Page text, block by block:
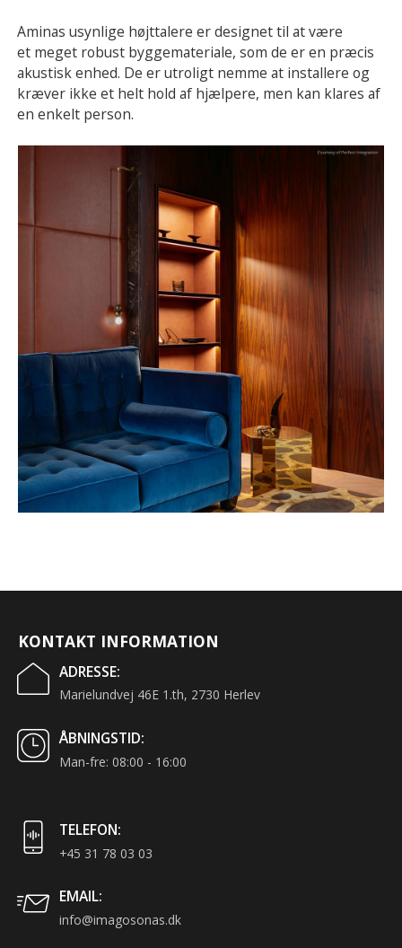
Aminas usynlige højttalere er designet til at være
et meget robust byggemateriale, som de er en præcis
akustisk enhed. De er utroligt nemme at installere og
kræver ikke et helt hold af hjælpere, men kan klares af
en enkelt person.
KONTAKT INFORMATION
ADRESSE:
Marielundvej 46E 1.th, 2730 Herlev
ÅBNINGSTID:
Man-fre: 08:00 - 16:00
TELEFON:
+45 31 78 03 03
EMAIL:
info@imagosonas.dk